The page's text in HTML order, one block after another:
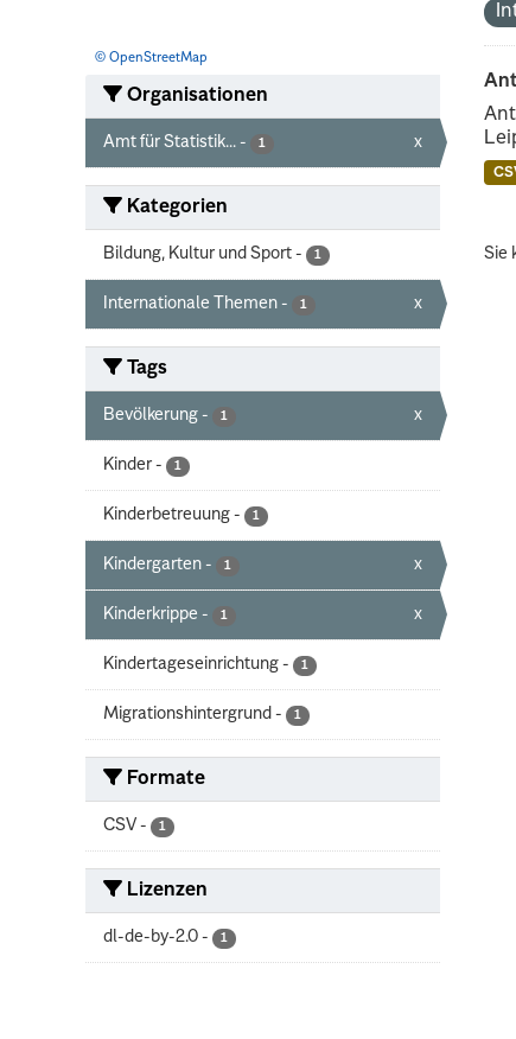
© OpenStreetMap
Organisationen
Amt für Statistik... - 1 x
Kategorien
Bildung, Kultur und Sport - 1
Internationale Themen - 1 x
Tags
Bevölkerung - 1 x
Kinder - 1
Kinderbetreuung - 1
Kindergarten - 1 x
Kinderkrippe - 1 x
Kindertageseinrichtung - 1
Migrationshintergrund - 1
Formate
CSV - 1
Lizenzen
dl-de-by-2.0 - 1
Sie